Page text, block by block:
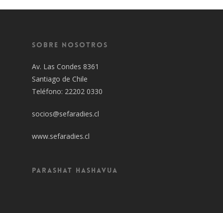
Sobre Nosotros
Av. Las Condes 8361
Santiago de Chile
Teléfono: 22202 0330
socios@sefaradies.cl
www.sefaradies.cl
Parashat Hashavua